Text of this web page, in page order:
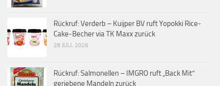
Rückruf: Verderb – Kuijper BV ruft Yopokki Rice-
Cake-Becher via TK Maxx zurück
28 JULI, 2026
Rückruf: Salmonellen – IMGRO ruft „Back Mit“
geriebene Mandeln zurück